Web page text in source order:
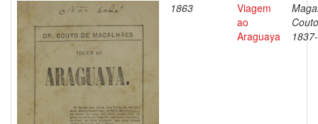
1863
Viagem
ao
Araguaya